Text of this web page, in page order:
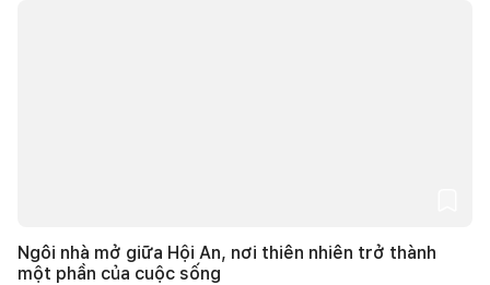
Ngôi nhà mở giữa Hội An, nơi thiên nhiên trở thành
một phần của cuộc sống